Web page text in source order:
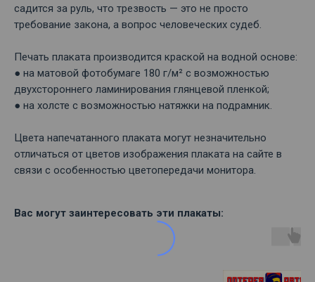
садится за руль, что трезвость — это не просто
требование закона, а вопрос человеческих судеб.
Печать плаката производится краской на водной основе:
● на матовой фотобумаге 180 г/м² с возможностью
двухстороннего ламинирования глянцевой пленкой;
● на холсте с возможностью натяжки на подрамник.
Цвета напечатанного плаката могут незначительно
отличаться от цветов изображения плаката на сайте в
связи с особенностью цветопередачи монитора.
Вас могут заинтересовать эти плакаты: